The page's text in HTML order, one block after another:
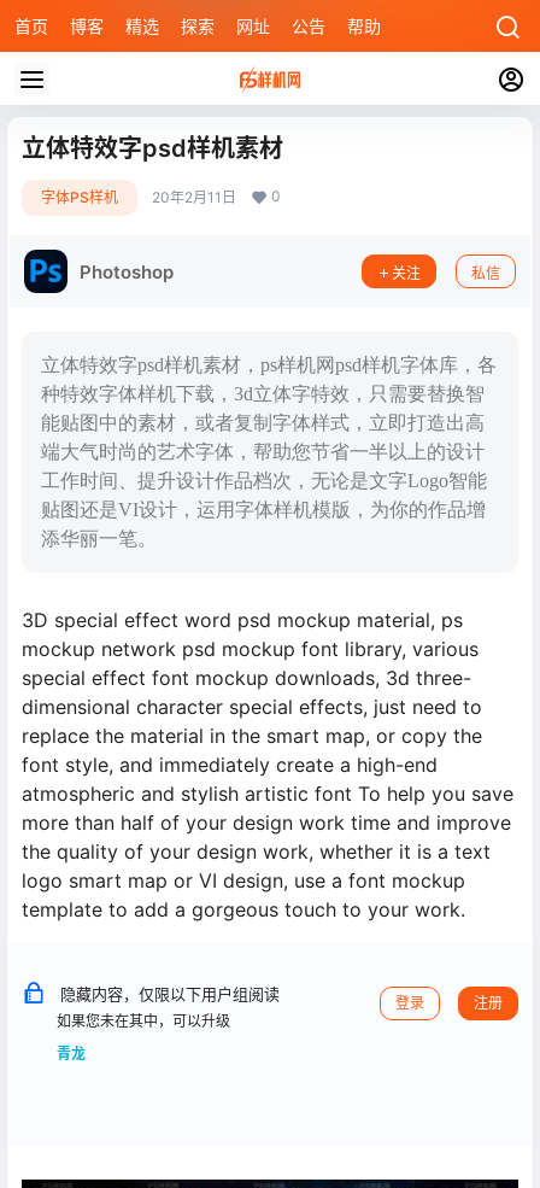
首页 博客 精选 探索 网址 公告 帮助
立体特效字psd样机素材
字体PS样机 20年2月11日 0
Photoshop 关注 私信
立体特效字psd样机素材，ps样机网psd样机字体库，各
种特效字体样机下载，3d立体字特效，只需要替换智
能贴图中的素材，或者复制字体样式，立即打造出高
端大气时尚的艺术字体，帮助您节省一半以上的设计
工作时间、提升设计作品档次，无论是文字Logo智能
贴图还是VI设计，运用字体样机模版，为你的作品增
添华丽一笔。
3D special effect word psd mockup material, ps
mockup network psd mockup font library, various
special effect font mockup downloads, 3d three-
dimensional character special effects, just need to
replace the material in the smart map, or copy the
font style, and immediately create a high-end
atmospheric and stylish artistic font To help you save
more than half of your design work time and improve
the quality of your design work, whether it is a text
logo smart map or VI design, use a font mockup
template to add a gorgeous touch to your work.
隐藏内容，仅限以下用户组阅读
如果您未在其中，可以升级
青龙
登录 注册